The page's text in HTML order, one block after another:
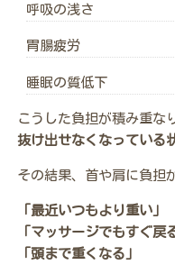
呼吸の浅さ
胃腸疲労
睡眠の質低下
こうした負担が積み重な
抜け出せなくなっている
その結果、首や肩に負担
「最近いつもより重い」
「マッサージでもすぐ戻
「頭まで重くなる」